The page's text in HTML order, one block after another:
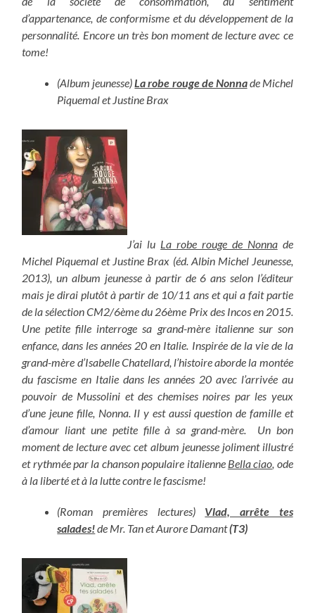
d’appartenance, de conformisme et du développement de la
personnalité. Encore un très bon moment de lecture avec ce
tome!
(Album jeunesse)La robe rouge de Nonnade Michel
Piquemal et Justine Brax
J’ai lu La robe rouge de Nonnade
Michel Piquemal et Justine Brax (éd. Albin Michel Jeunesse,
2013), un album jeunesse à partir de 6 ans selon l’éditeur
mais je dirai plutôt à partir de 10/11 ans et qui a fait partie
de la sélection CM2/6ème du 26ème Prix des Incos en 2015.
Une petite fille interroge sa grand-mère italienne sur son
enfance, dans les années 20 en Italie. Inspirée de la vie de la
grand-mère d’Isabelle Chatellard, l’histoire aborde la montée
du fascisme en Italie dans les années 20 avec l’arrivée au
pouvoir de Mussolini et des chemises noires par les yeux
d’une jeune fille, Nonna. Il y est aussi question de famille et
d’amour liant une petite fille à sa grand-mère. Un bon
moment de lecture avec cet album jeunesse joliment illustré
et rythmée par la chanson populaire italienne Bella ciao, ode
à la liberté et à la lutte contre le fascisme!
(Roman premières lectures) Vlad, arrête tes
salades!de Mr. Tan et Aurore Damant(T3)